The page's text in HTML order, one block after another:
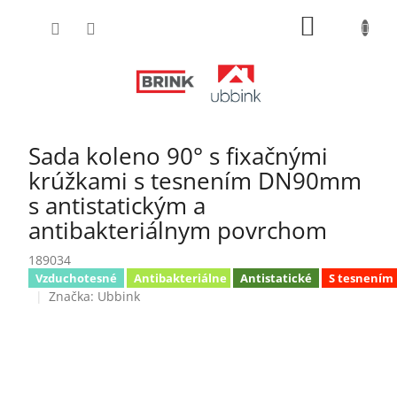
Sada koleno 90° s fixačnými
krúžkami s tesnením DN90mm
s antistatickým a
antibakteriálnym povrchom
189034
Vzduchotesné Antibakteriálne Antistatické S tesnením
Značka: Ubbink